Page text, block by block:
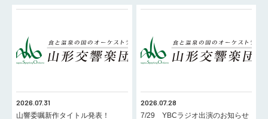
2026.07.31
山響委嘱新作タイトル発表！
2026.07.28
7/29 YBCラジオ出演のお知らせ